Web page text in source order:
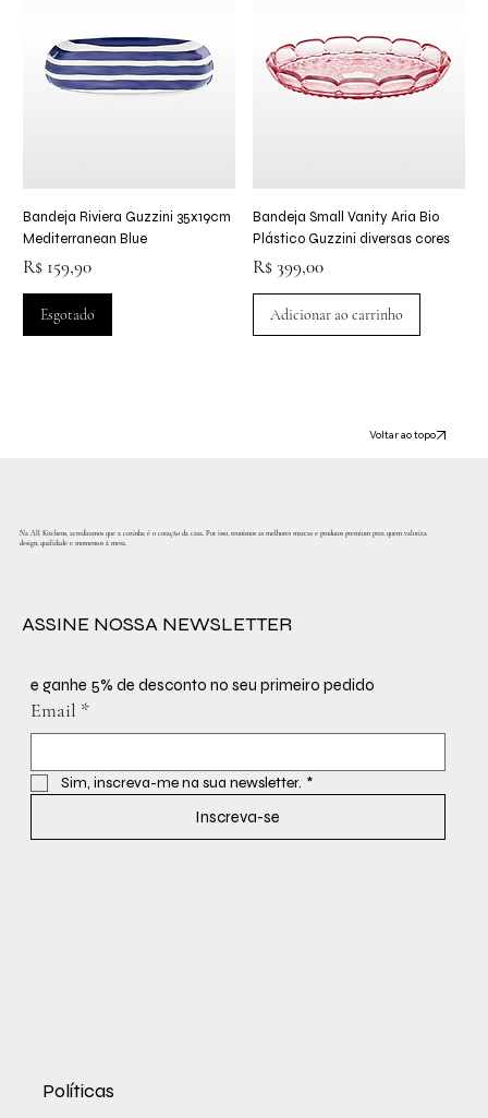
Voltar ao topo
Bandeja Riviera Guzzini 35x19cm
Mediterranean Blue
Preço
R$ 159,90
Esgotado
Bandeja Small Vanity Aria Bio
Plástico Guzzini diversas cores
Preço
R$ 399,00
Adicionar ao carrinho
Na All Kitchens, acreditamos que a cozinha é o coração da casa. Por isso, reunimos as melhores marcas e produtos premium para quem valoriza
design, qualidade e momentos à mesa.
ASSINE NOSSA NEWSLETTER
e ganhe 5% de desconto no seu primeiro pedido
Email *
Sim, inscreva-me na sua newsletter. *
Inscreva-se
Políticas